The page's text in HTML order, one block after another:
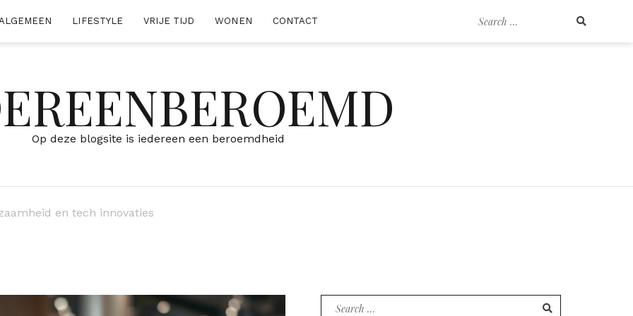
Search
LIFESTYLE VRIJE TIJD WONEN CONTACT
Op deze blogsite is iedereen een beroemdheid
en tech innovaties
Search